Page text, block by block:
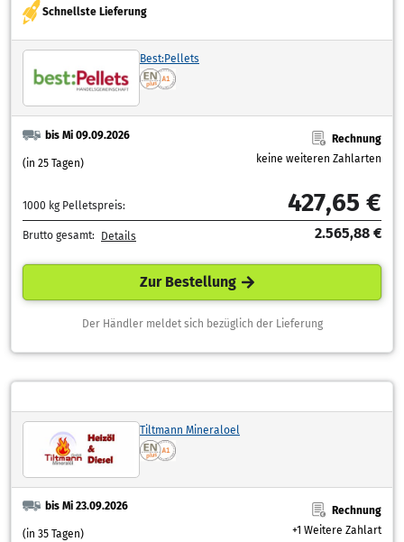
Schnellste Lieferung
Best:Pellets
bis Mi 09.09.2026
(in 25 Tagen)
Rechnung
keine weiteren Zahlarten
1000 kg Pelletspreis: 427,65 €
Brutto gesamt: Details 2.565,88 €
Zur Bestellung
Der Händler meldet sich bezüglich der Lieferung
Tiltmann Mineraloel
bis Mi 23.09.2026
(in 35 Tagen)
Rechnung
+1 Weitere Zahlart